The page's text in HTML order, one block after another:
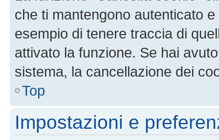
che ti mantengono autenticato
esempio di tenere traccia di
attivato la funzione. Se hai
sistema, la cancellazione dei
Top
Impostazioni e